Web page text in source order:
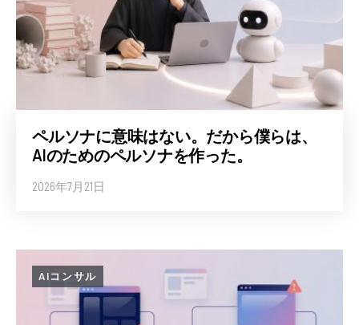
ペルソナに意味はない。だから僕らは、
AIのためのペルソナを作った。
2026年7月21日
AIコンサル